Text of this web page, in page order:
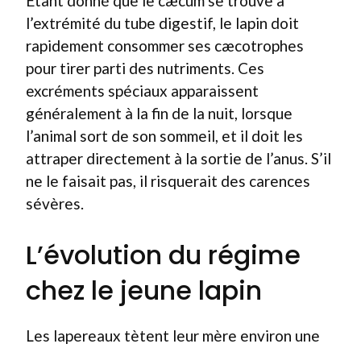
l’extrémité du tube digestif, le lapin doit
rapidement consommer ses cæcotrophes
pour tirer parti des nutriments. Ces
excréments spéciaux apparaissent
généralement à la fin de la nuit, lorsque
l’animal sort de son sommeil, et il doit les
attraper directement à la sortie de l’anus. S’il
ne le faisait pas, il risquerait des carences
sévères.
L’évolution du régime
chez le jeune lapin
Les lapereaux tètent leur mère environ une